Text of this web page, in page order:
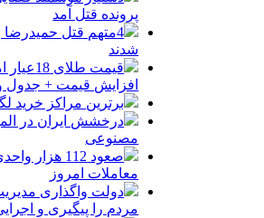
پرونده قتل آمد
4متهم قتل
شدند
افزایش قیمت + جدول
برترین مراکز خرید
درخشش ایران در
مصنوعی
صعود 112
معاملات امروز
دولت واگذاری
مردم را پیگیری و